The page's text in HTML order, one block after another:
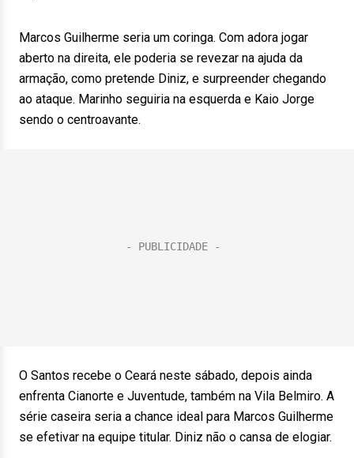
Marcos Guilherme seria um coringa. Com adora jogar
aberto na direita, ele poderia se revezar na ajuda da
armação, como pretende Diniz, e surpreender chegando
ao ataque. Marinho seguiria na esquerda e Kaio Jorge
sendo o centroavante.
O Santos recebe o Ceará neste sábado, depois ainda
enfrenta Cianorte e Juventude, também na Vila Belmiro. A
série caseira seria a chance ideal para Marcos Guilherme
se efetivar na equipe titular. Diniz não o cansa de elogiar.